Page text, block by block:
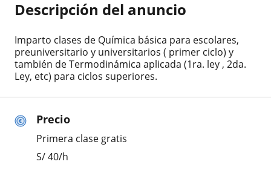
Precio
Primera clase gratis
S/40/h
Descripción del anuncio
Imparto clases de Química básica para escolares,
preuniversitario y universitarios ( primer ciclo) y
también de Termodinámica aplicada (1ra. ley , 2da.
Ley, etc) para ciclos superiores.